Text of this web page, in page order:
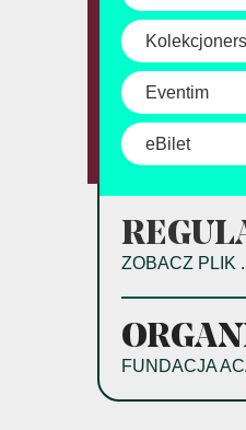
Eventim
eBilet
ZOBACZ PLIK
FUNDACJA